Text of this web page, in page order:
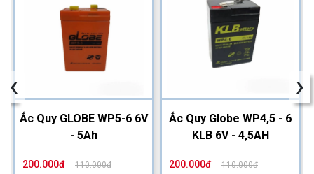
Ắc Quy GLOBE WP5-6 6V
- 5Ah
200.000đ 110.000đ
Ắc Quy Globe WP4,5 - 6
KLB 6V - 4,5AH
200.000đ 110.000đ
‹ ›